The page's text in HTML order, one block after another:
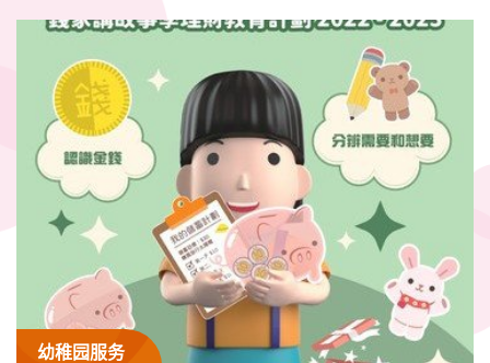
幼稚园服务